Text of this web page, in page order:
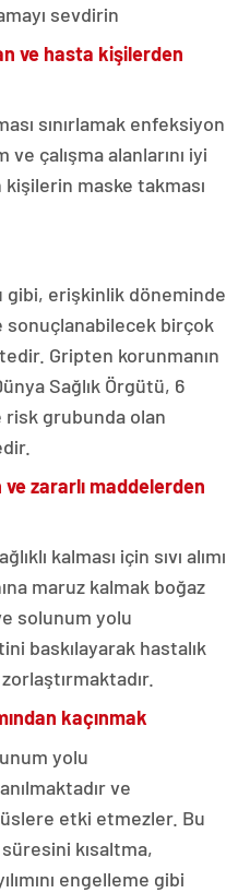
sevdirin
ve hasta kişilerden
sınırlamak enfeksiyon
çalışma alanlarını iyi
maske takması
gibi, erişkinlik döneminde
birçok
Gripten korunmanın
Sağlık Örgütü, 6
risk grubunda olan
zararlı maddelerden
kalması için sıvı alımı
maruz kalmak boğaz
solunum yolu
baskılayarak hastalık
kaçınmak
yolu
ve
etki etmezler. Bu
kısaltma,
engelleme gibi